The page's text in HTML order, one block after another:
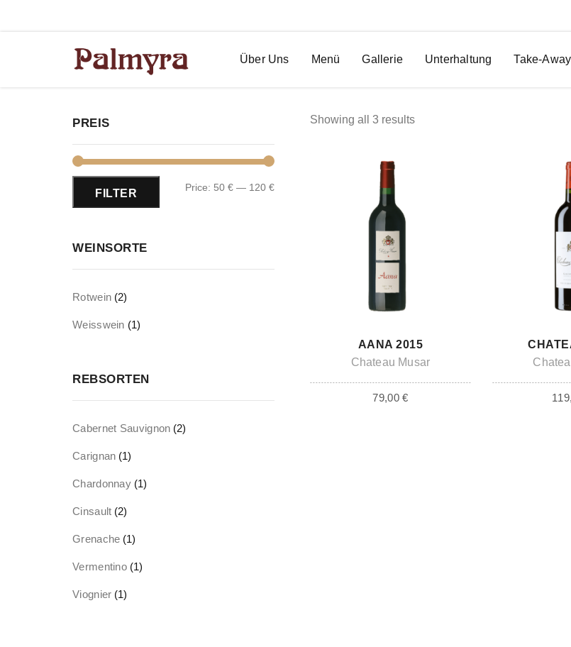
Über Uns Menü Gallerie Unterhaltung Take-Away
Showing all 3 results
BALD ZUM ABHOLEN VERFÜGBAR
AANA 2015
Chateau Musar
79,00€
ADD
PREIS
FILTER Price: 50 € — 120 €
WEINSORTE
Rotwein (2)
Weisswein (1)
REBSORTEN
Cabernet Sauvignon (2)
Carignan (1)
Chardonnay (1)
Cinsault (2)
Grenache (1)
Vermentino (1)
Viognier (1)